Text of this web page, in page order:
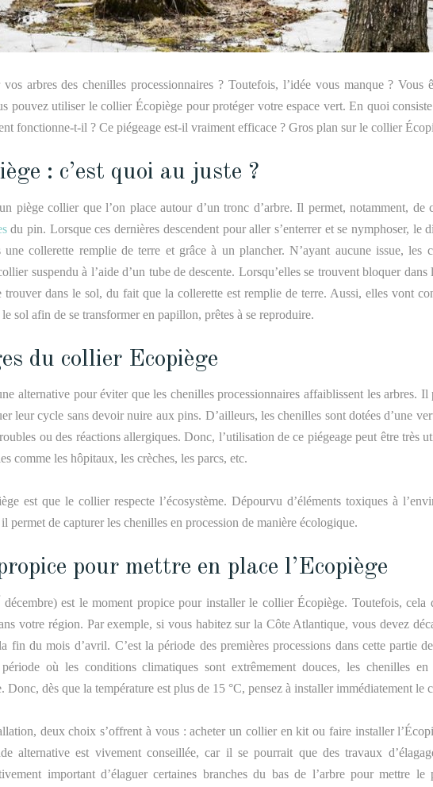
arbres des chenilles processionnaires ? Toutefois, l’idée vous manque ? Vous
pouvez utiliser le collier Écopiège pour protéger votre espace vert. En quoi
fonctionne-t-il ? Ce piégeage est-il vraiment efficace ? Gros plan sur le collier
: c’est quoi au juste ?
piège collier que l’on place autour d’un tronc d’arbre. Il permet, notamment, de
du pin. Lorsque ces dernières descendent pour aller s’enterrer et se nymphoser, le
une collerette remplie de terre et grâce à un plancher. N’ayant aucune issue, les
suspendu à l’aide d’un tube de descente. Lorsqu’elles se trouvent bloquer dans
trouver dans le sol, du fait que la collerette est remplie de terre. Aussi, elles vont
sol afin de se transformer en papillon, prêtes à se reproduire.
du collier Ecopiège
alternativepour éviter que les chenilles processionnaires affaiblissent les arbres. Il
leur cycle sans devoir nuire aux pins. D’ailleurs, les chenilles sont dotées d’une
ou des réactions allergiques.Donc, l’utilisation de ce piégeage peut être très
comme les hôpitaux, les crèches, les parcs, etc.
est que le collier respecte l’écosystème. Dépourvu d’éléments toxiques à
permet de capturer les chenilles en procession de manière écologique.
pour mettre en place l’Ecopiège
décembre) est le moment propice pour installer le collier Écopiège. Toutefois, cela
votre région. Par exemple, si vous habitez sur la Côte Atlantique, vous devez
fin du mois d’avril. C’est la période des premières processions dans cette partie
où les conditions climatiques sont extrêmement douces, les chenilles en
Donc, dès que la température est plus de 15 °C, pensez à installer immédiatement le
deux choix s’offrent à vous : acheter un collier en kit ou faire installer l’
alternative est vivement conseillée, car il se pourrait que des travaux
important d’élaguer certaines branches du bas de l’arbre pour mettre le